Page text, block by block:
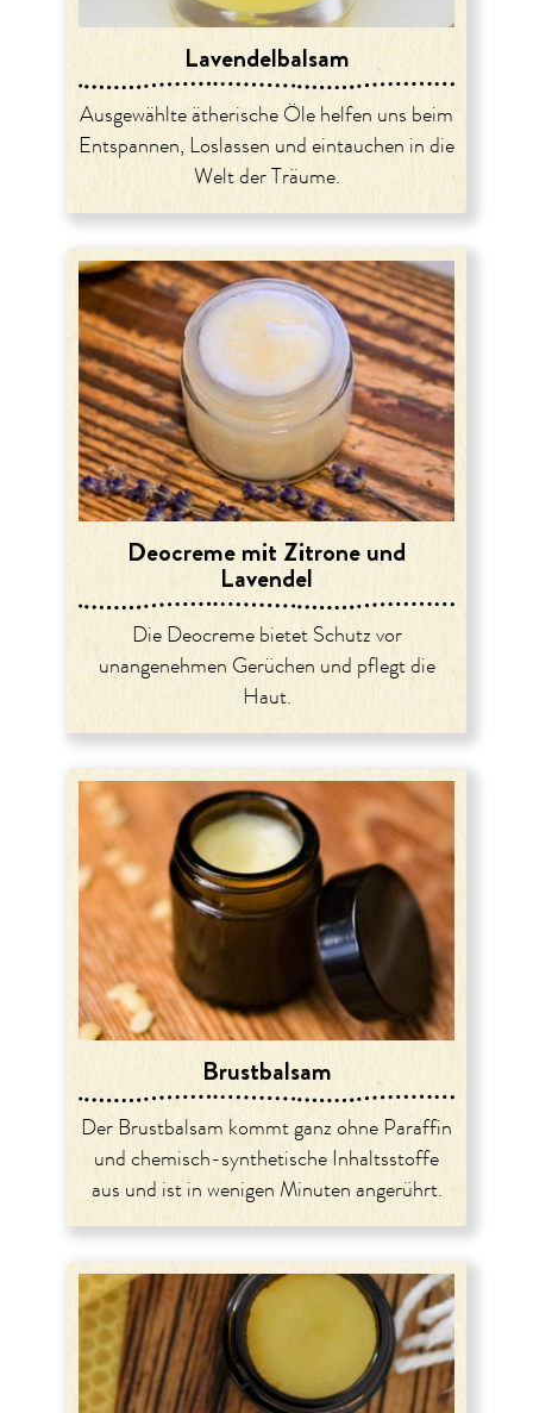
Lavendelbalsam
Ausgewählte ätherische Öle helfen uns beim
Entspannen, Loslassen und eintauchen in die
Welt der Träume.
Deocreme mit Zitrone und
Lavendel
Die Deocreme bietet Schutz vor
unangenehmen Gerüchen und pflegt die
Haut.
Brustbalsam
Der Brustbalsam kommt ganz ohne Paraffin
und chemisch-synthetische Inhaltsstoffe
aus und ist in wenigen Minuten angerührt.